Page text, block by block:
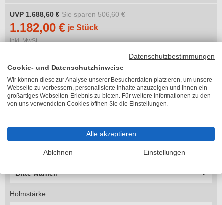
UVP 1.688,60 € Sie sparen 506,60 €
1.182,00 € je Stück
inkl. MwSt.
Lieferzeit 6-10 Arbeitstage
Länge
Bitte wählen
Arbeitshöhe
Bitte wählen
Holmstärke
Datenschutzbestimmungen
Cookie- und Datenschutzhinweise
Wir können diese zur Analyse unserer Besucherdaten platzieren, um unsere
Webseite zu verbessern, personalisierte Inhalte anzuzeigen und Ihnen ein
großartiges Webseiten-Erlebnis zu bieten. Für weitere Informationen zu den
von uns verwendeten Cookies öffnen Sie die Einstellungen.
Alle akzeptieren
Ablehnen Einstellungen